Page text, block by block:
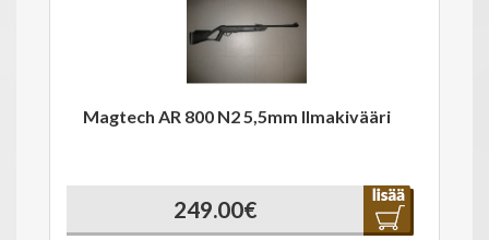
Magtech AR 800 N2 5,5mm Ilmakivääri
249.00€